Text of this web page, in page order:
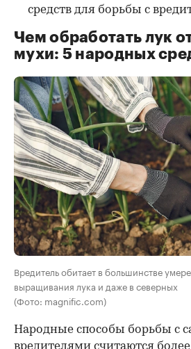
средств для борьбы с
Чем обработать лук
мухи: 5 народных
Вредитель обитает в большинстве
выращивания лука и даже в северных
(Фото: magnific.com)
Народные способы борьбы с
вредителями считаются